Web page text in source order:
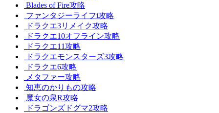
Blades of Fire攻略
ファンタジーライフi攻略
ドラクエ3リメイク攻略
ドラクエ10オフライン攻略
ドラクエ11攻略
ドラクエモンスターズ3攻略
ドラクエ6攻略
メタファー攻略
知恵のかりもの攻略
魔女の泉R攻略
ドラゴンズドグマ2攻略